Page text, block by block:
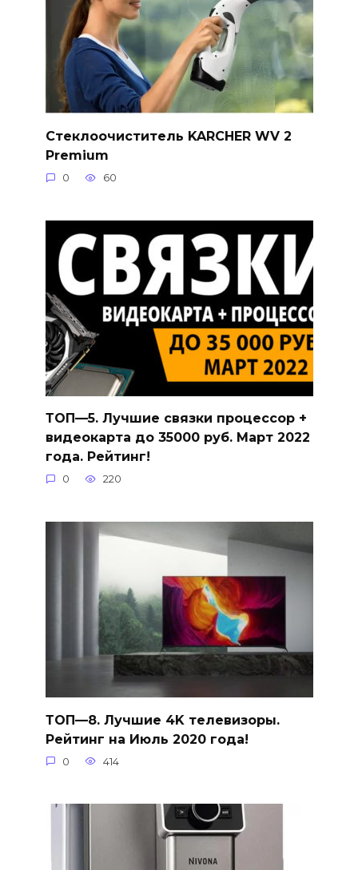
Стеклоочиститель KARCHER WV 2
Premium
0 60
ТОП—5. Лучшие связки процессор +
видеокарта до 35000 руб. Март 2022
года. Рейтинг!
0 220
ТОП—8. Лучшие 4K телевизоры.
Рейтинг на Июль 2020 года!
0 414